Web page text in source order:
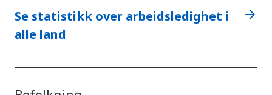
Se statistikk over arbeidsledighet i
alle land
arrow_forward